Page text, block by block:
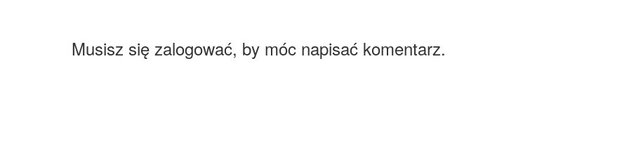
Musisz się zalogować, by móc napisać komentarz.